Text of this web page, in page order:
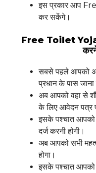
इस प्रकार आप
कर सकेंगे।
Free Toilet
सबसे पहले आपको
प्रधान के पास जाना
अब आपको वहा से
के लिए आवेदन पत्र
इसके पश्चात आपको
दर्ज करनी होगी।
अब आपको सभी
होगा।
इसके पश्चात आपको